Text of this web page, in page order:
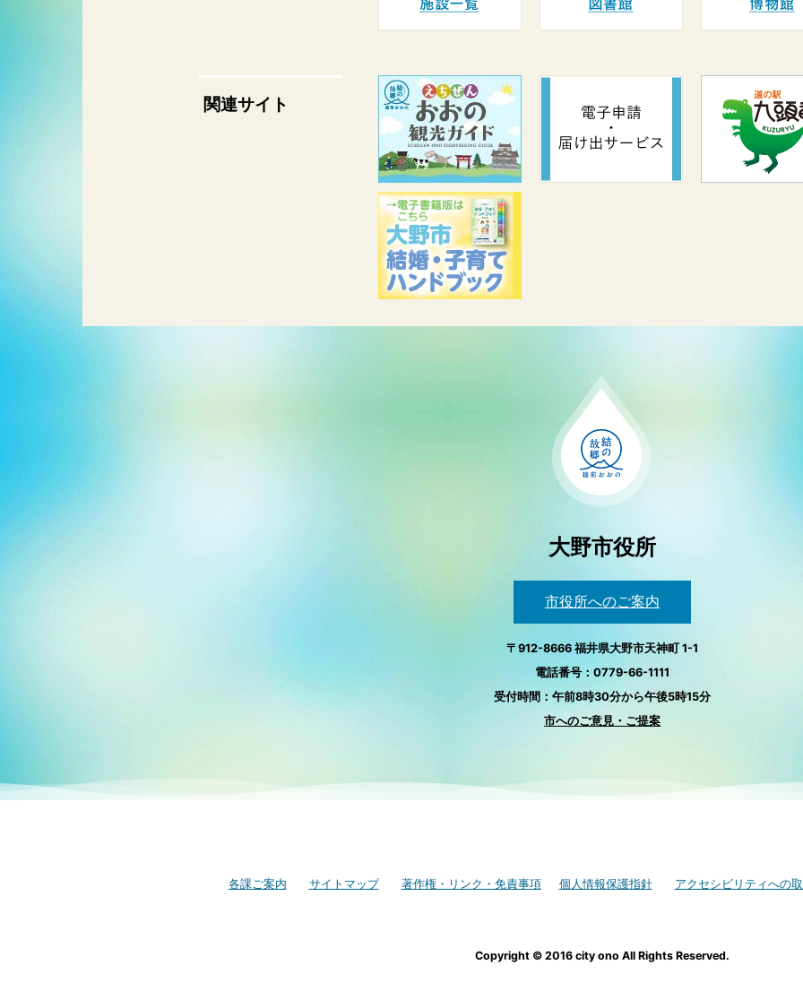
関連サイト
大野市役所
市役所へのご案内
〒912-8666 福井県大野市天神町 1-1
電話番号：0779-66-1111
受付時間：午前8時30分から午後5時15分
市へのご意見・ご提案
各課ご案内 サイトマップ 著作権・リンク・免責事項 個人情報保護指針 アクセシビリティへの
Copyright © 2016 city ono All Rights Reserved.